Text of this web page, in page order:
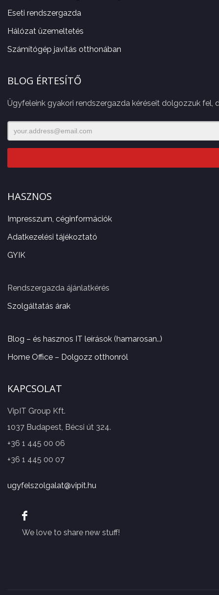
Eseti rendszergazda
Hálózat üzemeltetés
Számítógép javítás otthonában
BLOG ÉRTESÍTŐ
Ügyfeleink gyakori rendszergazda kéréseit dolgozzuk
HASZNOS
Impresszum, céginformációk
Adatkezelési tájékoztató
GYIK
Rendszergazda ájánlatkérés
Szolgáltatás árak
Blog – és hasznos IT leírások (hamarosan..)
Home Office – Dolgozz otthonról
KAPCSOLAT
VipIT Group Kft.
1037 Budapest, Bécsi út 324.
+36 1 445 00 06
+36 1 445 00 07
ugyfelszolgalat@vipit.hu
We love to share new stuff!